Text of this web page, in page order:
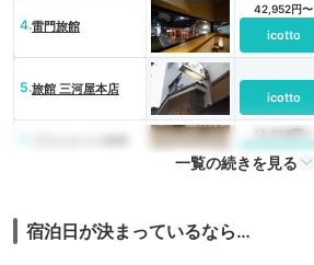
4.雷門旅館
42,952円〜
icotto
5.旅館 三河屋本店
icotto
14,038円〜
icotto
一覧の続きを見る
宿泊日が決まっているなら…